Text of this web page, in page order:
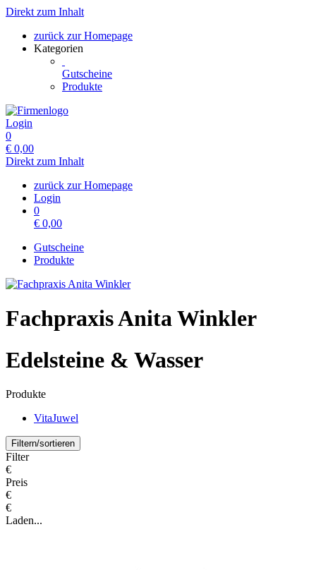
Direkt zum Inhalt
zurück zur Homepage
Kategorien
Gutscheine
Produkte
Login
0
€ 0,00
Direkt zum Inhalt
zurück zur Homepage
Login
0
€ 0,00
Gutscheine
Produkte
Fachpraxis Anita Winkler
Edelsteine & Wasser
Produkte
VitaJuwel
Filtern/sortieren
Filter
€
Preis
€
€
Laden...